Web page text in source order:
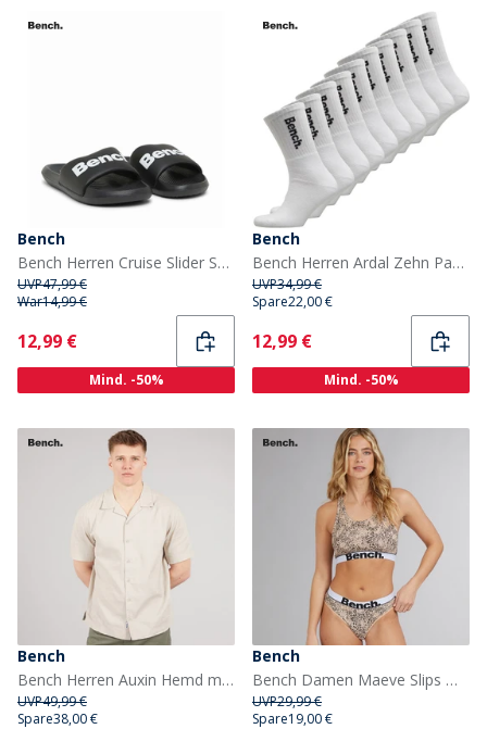
Bench
Bench Herren Cruise Slider Schwarz/Schwarz/Weiß
UVP47,99 €
War14,99 €
Current
12,99 €
Mind. -50%
Bench
Bench Herren Ardal Zehn Pack Gepolsterte Crew Socken Weiß/Schwarz
UVP34,99 €
Spare22,00 €
Current
12,99 €
Mind. -50%
Bench
Bench Herren Auxin Hemd mit kurzem Arm Ecru
UVP49,99 €
Spare38,00 €
Bench
Bench Damen Maeve Slips Mehrfarbig
UVP29,99 €
Spare19,00 €